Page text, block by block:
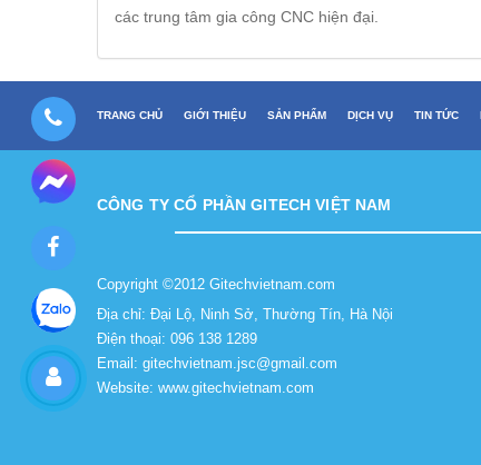
các trung tâm gia công CNC hiện đại.
TRANG CHỦ GIỚI THIỆU SẢN PHẨM DỊCH VỤ TIN TỨC
CÔNG TY CỔ PHẦN GITECH VIỆT NAM
Copyright ©2012 Gitechvietnam.com
Địa chỉ: Đại Lộ, Ninh Sở, Thường Tín, Hà Nội
Điện thoại: 096 138 1289
Email: gitechvietnam.jsc@gmail.com
Website: www.gitechvietnam.com